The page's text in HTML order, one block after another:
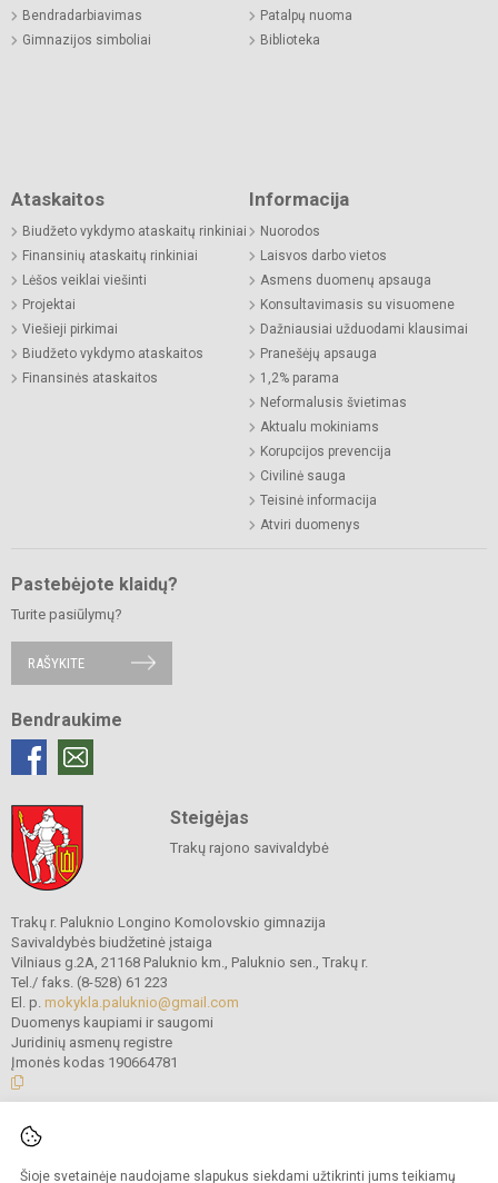
Šioje svetainėje naudojame slapukus siekdami užtikrinti jums teikiamų
Bendradarbiavimas
Gimnazijos simboliai
Patalpų nuoma
Biblioteka
Ataskaitos
Biudžeto vykdymo ataskaitų rinkiniai
Finansinių ataskaitų rinkiniai
Lėšos veiklai viešinti
Projektai
Viešieji pirkimai
Biudžeto vykdymo ataskaitos
Finansinės ataskaitos
Informacija
Nuorodos
Laisvos darbo vietos
Asmens duomenų apsauga
Konsultavimasis su visuomene
Dažniausiai užduodami klausimai
Pranešėjų apsauga
1,2% parama
Neformalusis švietimas
Aktualu mokiniams
Korupcijos prevencija
Civilinė sauga
Teisinė informacija
Atviri duomenys
Pastebėjote klaidų?
Turite pasiūlymų?
RAŠYKITE
Bendraukime
Steigėjas
Trakų rajono savivaldybė
Trakų r. Paluknio Longino Komolovskio gimnazija
Savivaldybės biudžetinė įstaiga
Vilniaus g.2A, 21168 Paluknio km., Paluknio sen., Trakų r.
Tel./ faks. (8-528) 61 223
El. p. mokykla.paluknio@gmail.com
Duomenys kaupiami ir saugomi
Juridinių asmenų registre
Įmonės kodas 190664781
© 2021. Trakų r. Paluknio Longino Komolovskio gimnazija. Visos teisės
Kopijuoti turinį be raštiško gimnazijos administracijos sutikimo griežtai